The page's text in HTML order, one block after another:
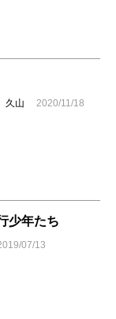
久山
2020/11/18
少年たち
07/13